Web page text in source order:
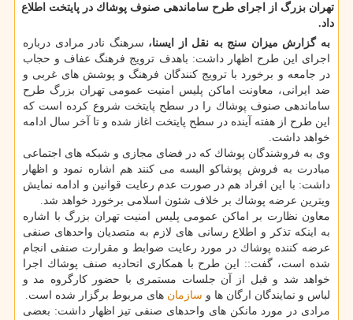
تهران بزرگ از اجرای طرح ساماندهی صنوف پوشاك در پایتخت اطلاع
داد.
به گزارش میزان سنج به نقل از ایسنا، سرهنگ نادر مرادی درباره
اجرای این طرح اظهار داشت: باهدف ترویج فرهنگ عفاف و حجاب
در جامعه و برخورد با ترویج كنندگان فرهنگ و پوشش های غربی و
ضد ایرانی، معاونت اماكن پلیس امنیت عمومی تهران بزرگ طرح
ساماندهی صنوف پوشاك را در سطح پایتخت شروع كرده است كه
این طرح از هفته آینده در سطح پایتخت اغاز شده و تا آخر سال ادامه
خواهد داشت.
وی به فروشندگان پوشاك كه در فضای مجازی و شبكه های اجتماعی
مبادرت به فروش پوشاكو البسه می كنند هم اشاره نمود و اظهار
داشت: با این افراد هم در صورت عدم رعایت قوانین و ادامه نمایش
ویترین عرضه پوشاك بر خلاف شئون اسلامی برخورد خواهد شد.
معاون نظارت بر اماكن عمومی پلیس امنیت تهران بزرگ با اشاره
به اینكه تذكر و اطلاع رسانی های لازم به متصدیان واحدهای صنفی
عرضه كننده پوشاك در مورد رعایت ضوابط و مقرارت صنفی انجام
شده است، گفت:: این طرح با همكاری اتحادیه صنف پوشاك اجرا
خواهد شد و قبل از آن جلسات مستمری با حضور كارگروه مد و
لباس و نمایندگان ارگان ها و سازمان های مربوط برگزار شده است.
مرادی در مورد مانكن های واحدهای صنفی تیز اظهار داشت: بعضی